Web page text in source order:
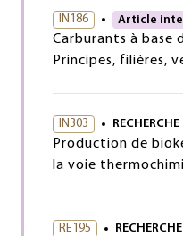
IN186 Article
Carburants à base
Principes, filières,
IN303
Production de
la voie
RE195